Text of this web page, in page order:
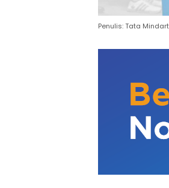
Penulis: Tata